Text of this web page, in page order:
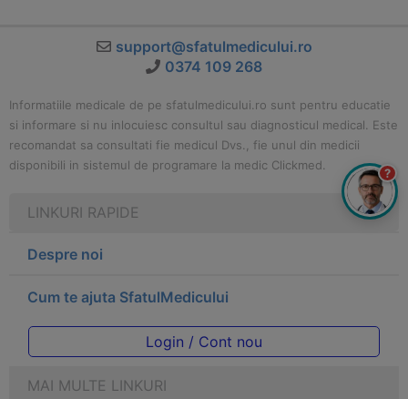
support@sfatulmedicului.ro
0374 109 268
Informatiile medicale de pe sfatulmedicului.ro sunt pentru educatie
si informare si nu inlocuiesc consultul sau diagnosticul medical. Este
recomandat sa consultati fie medicul Dvs., fie unul din medicii
disponibili in sistemul de programare la medic Clickmed.
LINKURI RAPIDE
Despre noi
Cum te ajuta SfatulMedicului
Login / Cont nou
MAI MULTE LINKURI
?